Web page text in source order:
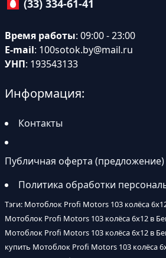
(33) 334-61-41
Время работы: 09:00 - 23:00
E-mail: 100sotok.by@mail.ru
УНП: 193543133
Информация:
Контакты
Публичная оферта
Политика обработки
Тэги: Мотоблок Profi Motors 103 колёса
Мотоблок Profi Motors 103 колёса 6х12 в
Мотоблок Profi Motors 103 колёса 6х12 в
купить Мотоблок Profi Motors 103 колёса